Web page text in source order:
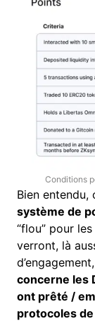
Conditions
Bien
système de
“flou” pour
verront, là
concerne les
ont prêté /
protocoles